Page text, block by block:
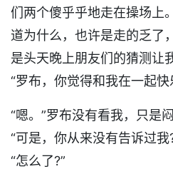
们两个傻乎乎地走在操场上
道为什么，也许是走的乏了
是头天晚上朋友们的猜测让
“罗布，你觉得和我在一起快
“嗯。”罗布没有看我，只是
“可是，你从来没有告诉过我
“怎么了?”